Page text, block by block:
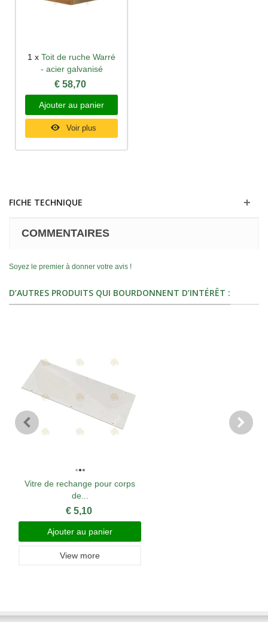
1 x Toit de ruche Warré
- acier galvanisé
€ 58,70
Ajouter au panier
Voir plus
FICHE TECHNIQUE
COMMENTAIRES
Soyez le premier à donner votre avis !
D’AUTRES PRODUITS QUI BOURDONNENT D’INTÉRÊT :
Vitre de rechange pour corps
de...
€ 5,10
Ajouter au panier
View more